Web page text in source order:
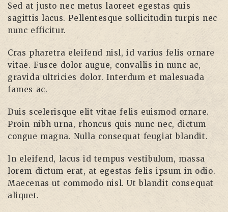
Sed at justo nec metus laoreet egestas quis
sagittis lacus. Pellentesque sollicitudin turpis nec
nunc efficitur.
Cras pharetra eleifend nisl, id varius felis ornare
vitae. Fusce dolor augue, convallis in nunc ac,
gravida ultricies dolor. Interdum et malesuada
fames ac.
Duis scelerisque elit vitae felis euismod ornare.
Proin nibh urna, rhoncus quis nunc nec, dictum
congue magna. Nulla consequat feugiat blandit.
In eleifend, lacus id tempus vestibulum, massa
lorem dictum erat, at egestas felis ipsum in odio.
Maecenas ut commodo nisl. Ut blandit consequat
aliquet.